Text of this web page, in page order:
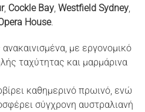
, Cockle Bay, Westfield Sydney,
House.
με εργονομικό
ταχύτητας και μαρμάρινα
καθημερινό πρωινό, ενώ
σύγχρονη αυστραλιανή